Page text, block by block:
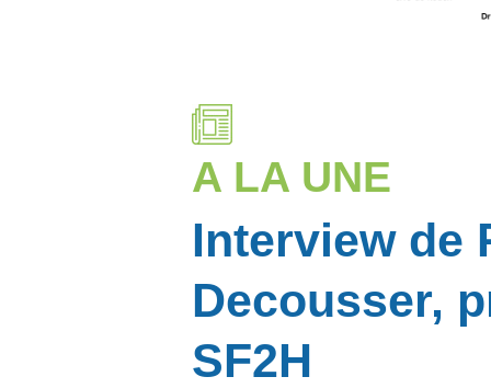
A LA UNE
Interview de
Decousser,
SF2H